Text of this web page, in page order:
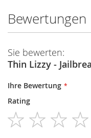
Bewertungen
Sie bewerten:
Thin Lizzy -
Ihre Bewertung
Rating
1
star
2
stars
3
stars